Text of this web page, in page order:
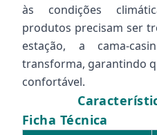
às condições
produtos precisam ser
estação, a cama-
transforma, garantindo
confortável.
Ficha Técnica